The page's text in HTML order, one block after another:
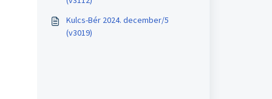
Kulcs-Bér 2024. december/5
(v3019)